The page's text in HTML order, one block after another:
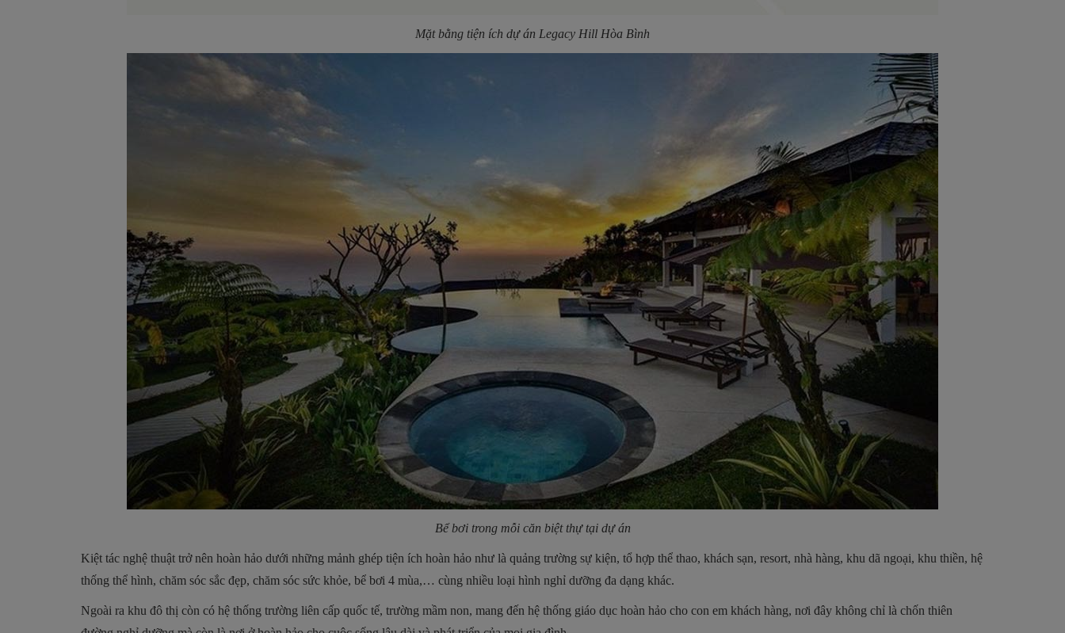
Mặt bằng tiện ích dự án Legacy Hill Hòa Bình
Bể bơi trong mỗi căn biệt thự tại dự án
Kiệt tác nghệ thuật trở nên hoàn hảo dưới những mảnh ghép tiện ích hoàn hảo như là quảng trường sự kiện, tổ hợp thể thao, khách sạn, resort, nhà hàng, khu dã ngoại, khu thiền, hệ
thống thể hình, chăm sóc sắc đẹp, chăm sóc sức khỏe, bể bơi 4 mùa,… cùng nhiều loại hình nghỉ dưỡng đa dạng khác.
Ngoài ra khu đô thị còn có hệ thống trường liên cấp quốc tế, trường mầm non, mang đến hệ thống giáo dục hoàn hảo cho con em khách hàng, nơi đây không chỉ là chốn thiên